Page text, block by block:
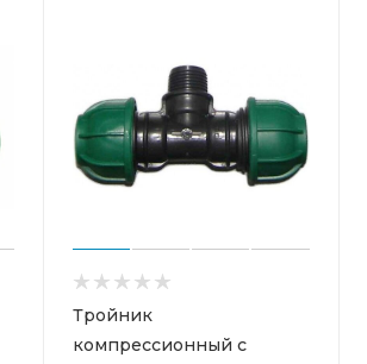
Тройник
компрессионный с